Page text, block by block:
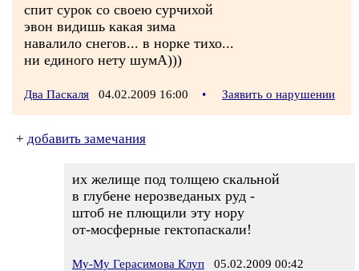
спит сурок со своею сурчихой
эвон видишь какая зима
навалило снегов... в норке тихо...
ни единого нету шумА)))
Два Паскаля 04.02.2009 16:00 • Заявить о нарушении
+ добавить замечания
их желище под толщею скальной
в глубене нерозведаных руд -
штоб не плющили эту нору
от-мосферные гектопаскали!
Му-Му Герасимова Клуп 05.02.2009 00:42